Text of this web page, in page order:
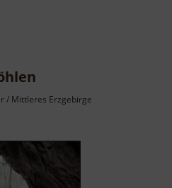
/ Mittleres Erzgebirge